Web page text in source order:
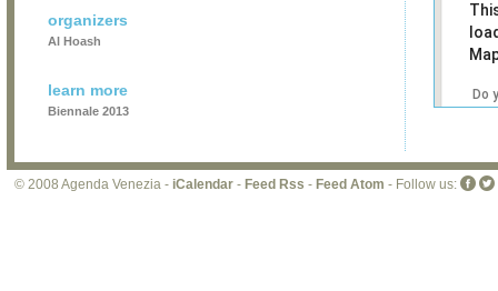
organizers
Al Hoash
learn more
Biennale 2013
Do
© 2008 Agenda Venezia - iCalendar - Feed Rss - Feed Atom - Follow us: